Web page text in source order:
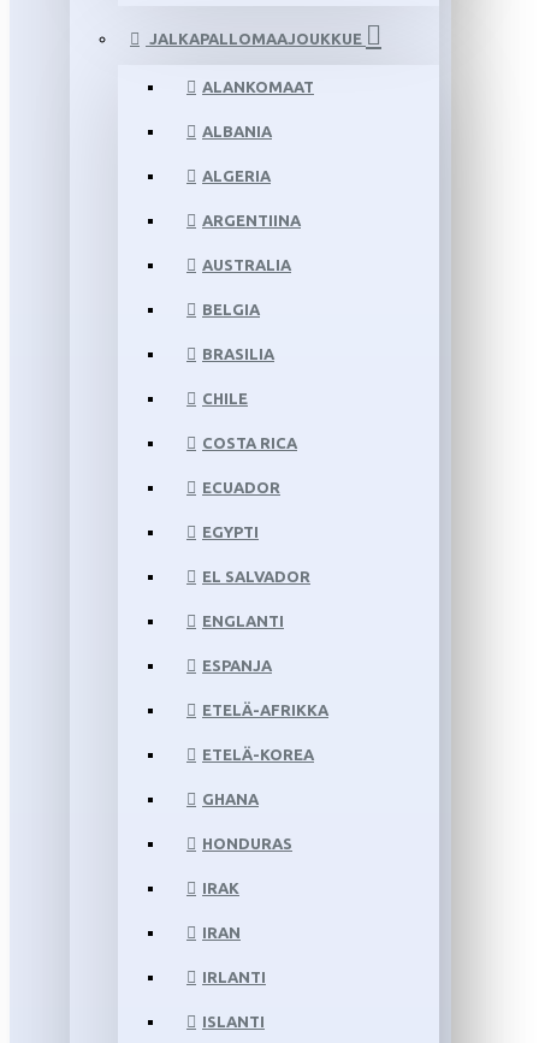
JALKAPALLOMAAJOUKKUE
ALANKOMAAT
ALBANIA
ALGERIA
ARGENTIINA
AUSTRALIA
BELGIA
BRASILIA
CHILE
COSTA RICA
ECUADOR
EGYPTI
EL SALVADOR
ENGLANTI
ESPANJA
ETELÄ-AFRIKKA
ETELÄ-KOREA
GHANA
HONDURAS
IRAK
IRAN
IRLANTI
ISLANTI